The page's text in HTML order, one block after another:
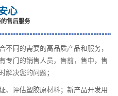
心
售后服务
不同的需要的高品质产品和服务，
专门的销售人员，售前，售中，售
解决您的问题；
、评估塑胶原材料；新产品开发用